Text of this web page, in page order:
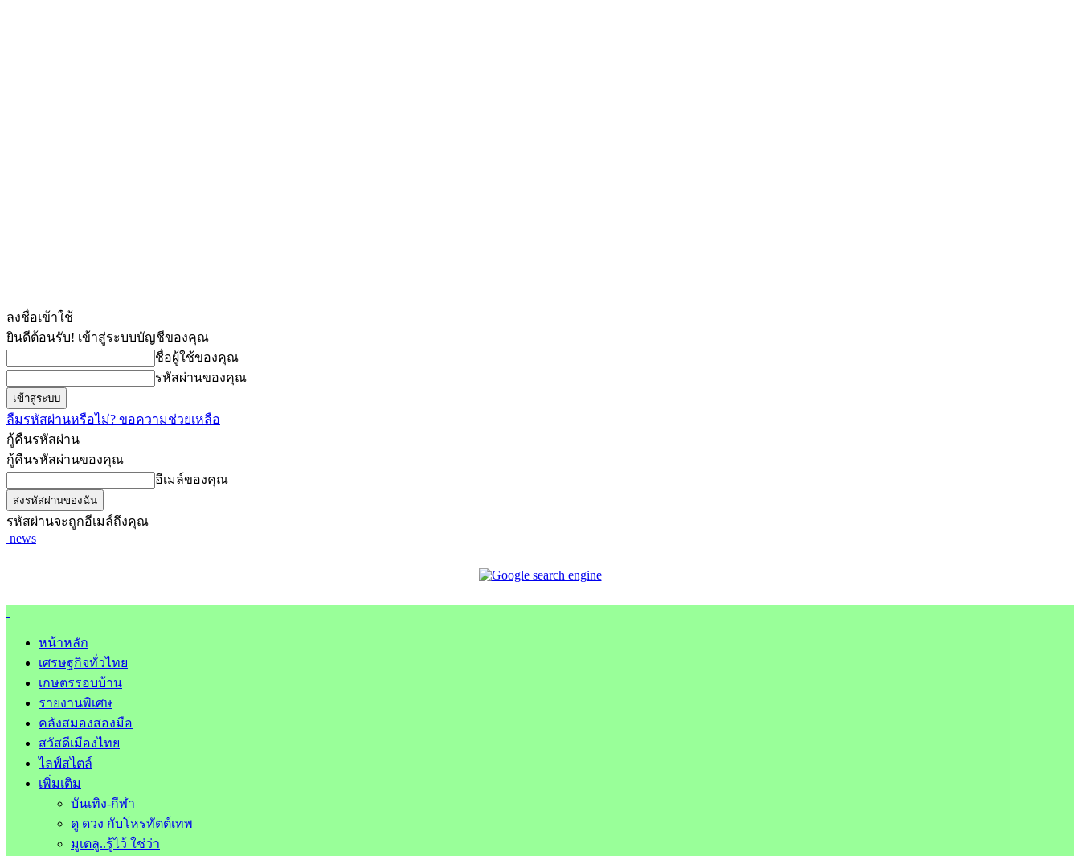
ลงชื่อเข้าใช้
ยินดีต้อนรับ! เข้าสู่ระบบบัญชีของคุณ
ชื่อผู้ใช้ของคุณ
รหัสผ่านของคุณ
ลืมรหัสผ่านหรือไม่? ขอความช่วยเหลือ
กู้คืนรหัสผ่าน
กู้คืนรหัสผ่านของคุณ
อีเมล์ของคุณ
รหัสผ่านจะถูกอีเมล์ถึงคุณ
news
หน้าหลัก
เศรษฐกิจทั่วไทย
เกษตรรอบบ้าน
รายงานพิเศษ
คลังสมองสองมือ
สวัสดีเมืองไทย
ไลฟ์สไตล์
เพิ่มเติม
บันเทิง-กีฬา
ดู ดวง กับโหรทัตต์เทพ
มูเตลู..รู้ไว้ ใช่ว่า